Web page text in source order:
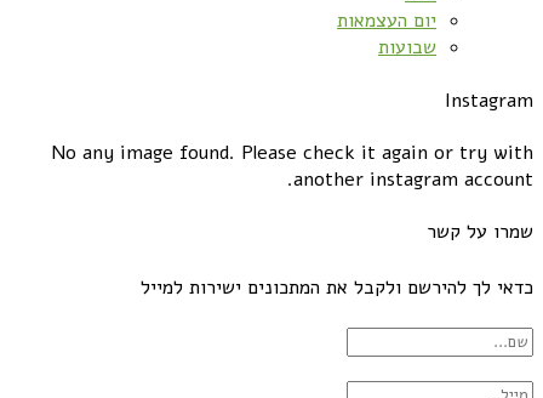
יום העצמאות
שבועות
Instagram
No any image found. Please check it again or try with
another instagram account.
שמרו על קשר
כדאי לך להירשם ולקבל את המתכונים ישירות למייל